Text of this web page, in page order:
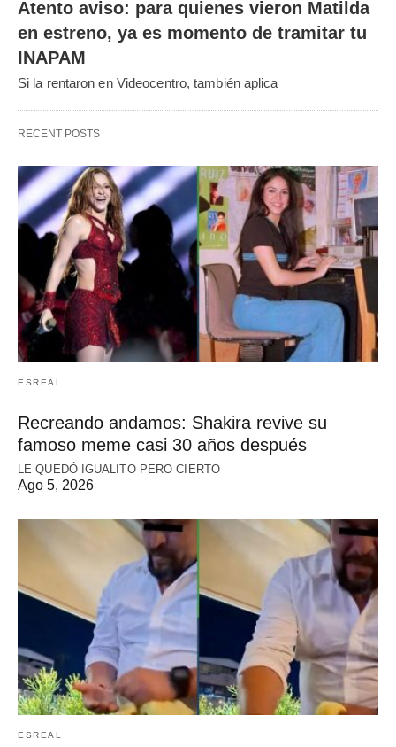
Atento aviso: para quienes vieron Matilda
en estreno, ya es momento de tramitar tu
INAPAM
Si la rentaron en Videocentro, también aplica
RECENT POSTS
ESREAL
Recreando andamos: Shakira revive su
famoso meme casi 30 años después
LE QUEDÓ IGUALITO PERO CIERTO
Ago 5, 2026
ESREAL